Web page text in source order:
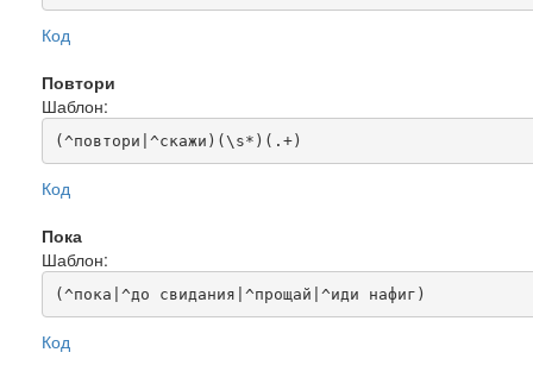
Код
Повтори
Шаблон:
(^повтори|^скажи)(\s*)(.+)
Код
Пока
Шаблон:
(^пока|^до свидания|^прощай|^иди нафиг)
Код